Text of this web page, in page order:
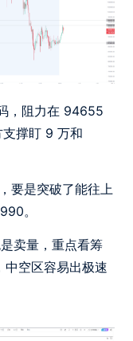
，阻力在 94655
撑盯 9 万和
要是突破了能往上
。
卖量，重点看筹
空区容易出极速